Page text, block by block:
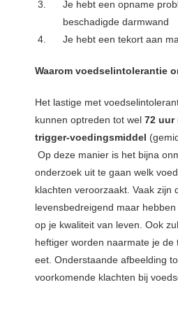
Je hebt een opname
beschadigde darmwand
Je hebt een tekort aan
Waarom voedselintolerantie
Het lastige met
kunnen optreden tot wel 72 uur
trigger-voedingsmiddel
Op deze manier is het bijna
onderzoek uit te gaan welk
klachten veroorzaakt. Vaak zijn
levensbedreigend maar
op je kwaliteit van leven. Ook
heftiger worden naarmate je
eet. Onderstaande afbeelding
voorkomende klachten bij